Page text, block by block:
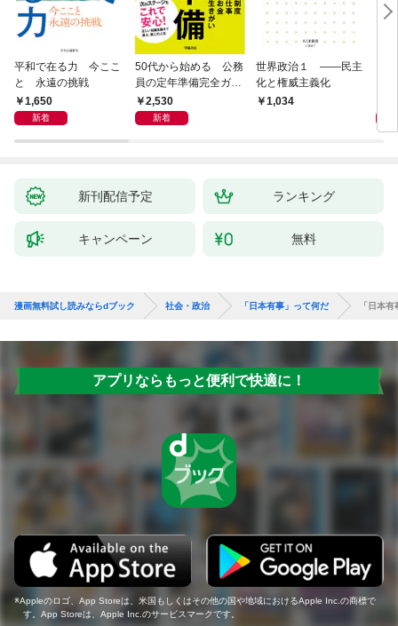
平和で在る力 今ここ
と 永遠の挑戦
1,650
新着
50代から始める 公務
員の定年準備完全ガイ
ド2,530
新着
世界政治１ ――民主
化と権威主義化
1,034
新刊配信予定 ランキング
キャンペーン 無料
漫画無料試し読みならdブック 社会・政治 「日本有事」って何だ 「日本
アプリならもっと便利で快適に！
Appleのロゴ、App Storeは、米国もしくはその他の国や地域におけるApple Inc.の商標で
す。App Storeは、Apple Inc.のサービスマークです。